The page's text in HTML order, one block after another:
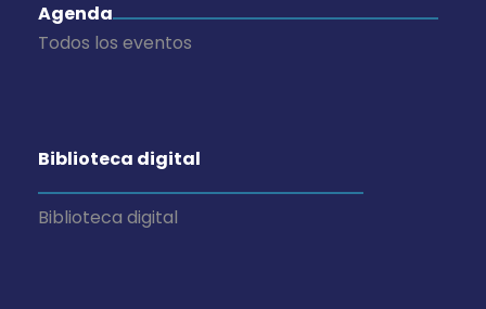
Agenda
Todos los eventos
Biblioteca digital
Biblioteca digital